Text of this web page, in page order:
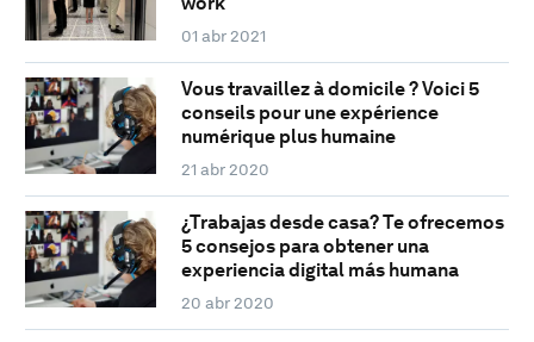
01 abr 2021
Vous travaillez à domicile ? Voici 5
conseils pour une expérience
numérique plus humaine
21 abr 2020
¿Trabajas desde casa? Te ofrecemos
5 consejos para obtener una
experiencia digital más humana
20 abr 2020